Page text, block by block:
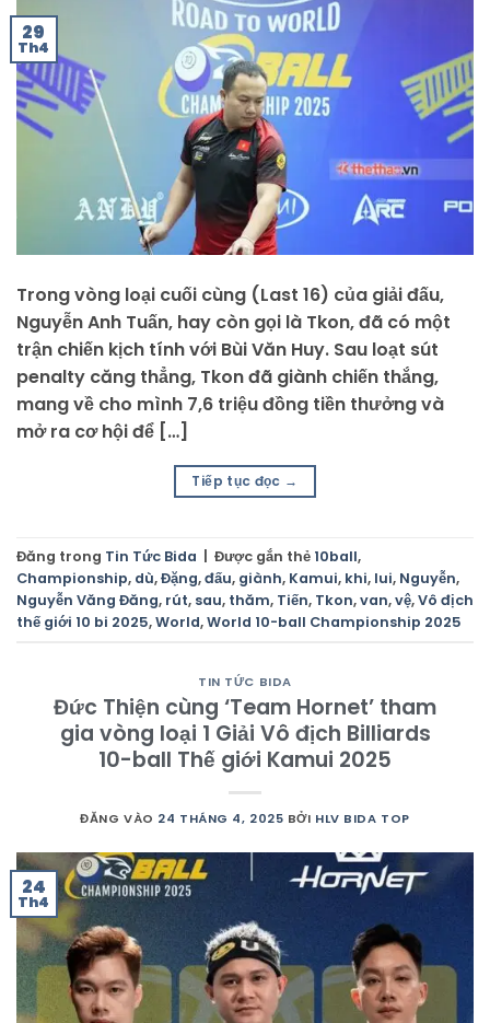
29
Th4
Trong vòng loại cuối cùng (Last 16) của giải đấu,
Nguyễn Anh Tuấn, hay còn gọi là Tkon, đã có một
trận chiến kịch tính với Bùi Văn Huy. Sau loạt sút
penalty căng thẳng, Tkon đã giành chiến thắng,
mang về cho mình 7,6 triệu đồng tiền thưởng và
mở ra cơ hội để […]
Tiếp tục đọc →
Đăng trong Tin Tức Bida Được gắn thẻ 10ball,
Championship, dù,Đặng,đấu, giành, Kamui, khi, lui, Nguyễn,
Nguyễn Văng Đăng, rút, sau, thăm, Tiến, Tkon,van,vệ,Vô địch
thế giới 10 bi 2025,World,World 10-ball Championship 2025
TIN TỨC BIDA
Đức Thiện cùng ‘Team Hornet’ tham
gia vòng loại 1 Giải Vô địch Billiards
10-ball Thế giới Kamui 2025
ĐĂNG VÀO 24 THÁNG 4, 2025 BỞI HLV BIDA TOP
24
Th4